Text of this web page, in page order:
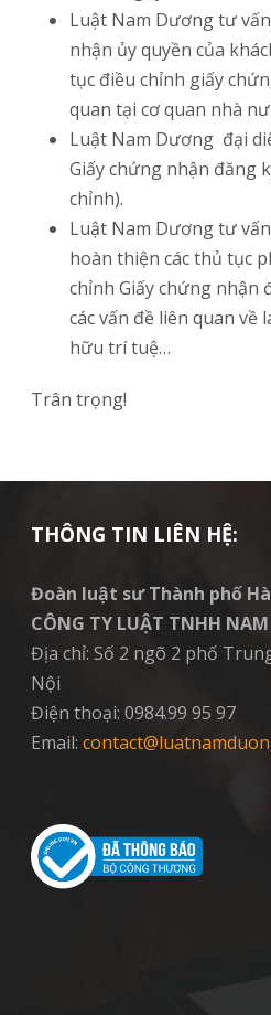
Luật Nam Dương tư
nhận ủy quyền của
tục điều chỉnh giấy
quan tại cơ quan nhà
Luật Nam Dương đại
Giấy chứng nhận đăng
chỉnh).
Luật Nam Dương tư
hoàn thiện các thủ tục
chỉnh Giấy chứng nhận
các vấn đề liên quan
hữu trí tuệ…
Trân trọng!
THÔNG TIN LIÊN HỆ:
Đoàn luật sư Thành phố
CÔNG TY LUẬT TNHH
Địa chỉ: Số 2 ngõ 2 phố
Nội
Điện thoại: 0984.99 95 97
Email: